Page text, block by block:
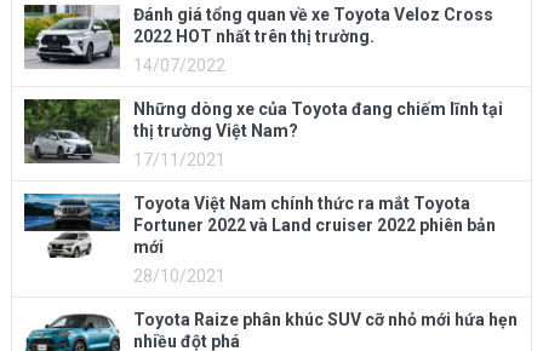
Đánh giá tổng quan về xe Toyota Veloz Cross
2022 HOT nhất trên thị trường.
14/07/2022
Những dòng xe của Toyota đang chiếm lĩnh tại
thị trường Việt Nam?
17/11/2021
Toyota Việt Nam chính thức ra mắt Toyota
Fortuner 2022 và Land cruiser 2022 phiên bản
mới
28/10/2021
Toyota Raize phân khúc SUV cỡ nhỏ mới hứa hẹn
nhiều đột phá